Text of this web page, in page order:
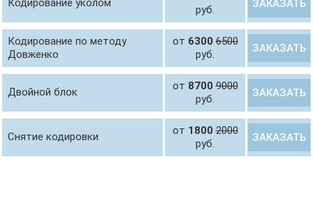
Кодирование уколом
руб.
ЗАКАЗАТЬ
Кодирование по методу
Довженко
от 63006500
руб.
ЗАКАЗАТЬ
Двойной блок от 87009000
руб.
ЗАКАЗАТЬ
Снятие кодировки от 18002000
руб.
ЗАКАЗАТЬ